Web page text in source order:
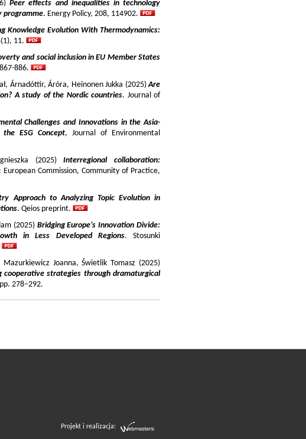
Peer effects and inequalities in technology
programme. Energy Policy, 208, 114902.
Knowledge Evolution With Thermodynamics:
11.
and social inclusion in EU Member States
886.
Árnadóttir, Áróra, Heinonen Jukka (2025)Are
A study of the Nordic countries. Journal of
Challenges and Innovations in the Asia-
ESG Concept, Journal of Environmental
(2025)Interregional collaboration:
European Commission, Community of Practice,
Approach to Analyzing Topic Evolution in
. Qeios preprint.
(2025) Bridging Europe’s Innovation Divide:
in Less Developed Regions. Stosunki
Mazurkiewicz Joanna, Świetlik Tomasz (2025)
cooperative strategies through dramaturgical
278–292.
Projekt i realizacja: